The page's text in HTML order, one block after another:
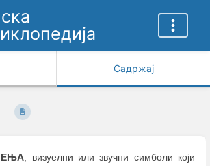
Садржај
, визуелни или звучни симболи који